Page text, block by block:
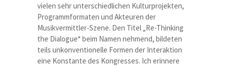
vielen sehr unterschiedlichen Kulturprojekten,
Programmformaten und Akteuren der
Musikvermittler-Szene. Den Titel „Re-Thinking
the Dialogue“ beim Namen nehmend, bildeten
teils unkonventionelle Formen der Interaktion
eine Konstante des Kongresses. Ich erinnere